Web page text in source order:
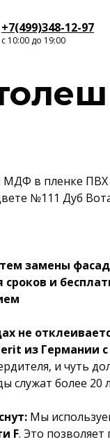
+7(499)348-12-97
с 10:00 до 19:00
в пленке ПВХ
№111 Дуб
замены
сроков и
не
из Германии
и чуть
служат более 20
Мы
F. Это